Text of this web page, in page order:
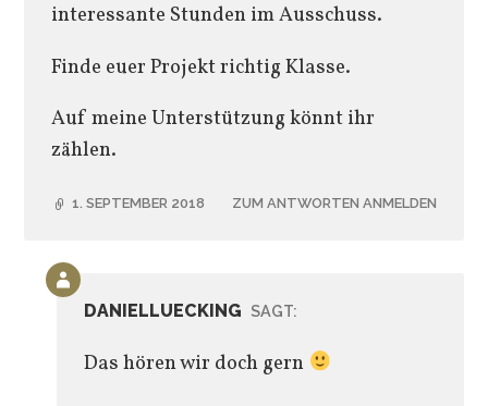
interessante Stunden im Ausschuss.
Finde euer Projekt richtig Klasse.
Auf meine Unterstützung könnt ihr
zählen.
1. SEPTEMBER 2018 ZUM ANTWORTEN ANMELDEN
Kommentar
des
Beitrags-
DANIELLUECKING SAGT:
Das hören wir doch gern